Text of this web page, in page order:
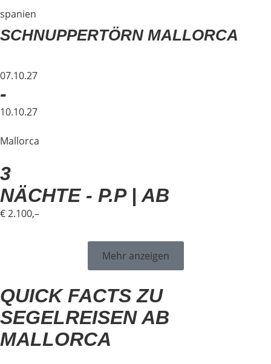
spanien
SCHNUPPERTÖRN MALLORCA
07.10.27
-
10.10.27
Mallorca
3
NÄCHTE - P.P | AB
€ 2.100,–
Mehr anzeigen
QUICK FACTS ZU
SEGELREISEN AB
MALLORCA